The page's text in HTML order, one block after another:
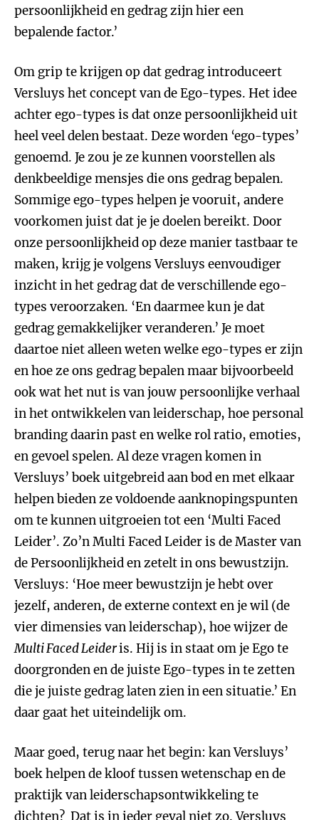
persoonlijkheid en gedrag zijn hier een
bepalende factor.’
Om grip te krijgen op dat gedrag introduceert
Versluys het concept van de Ego-types. Het idee
achter ego-types is dat onze persoonlijkheid uit
heel veel delen bestaat. Deze worden ‘ego-types’
genoemd. Je zou je ze kunnen voorstellen als
denkbeeldige mensjes die ons gedrag bepalen.
Sommige ego-types helpen je vooruit, andere
voorkomen juist dat je je doelen bereikt. Door
onze persoonlijkheid op deze manier tastbaar te
maken, krijg je volgens Versluys eenvoudiger
inzicht in het gedrag dat de verschillende ego-
types veroorzaken. ‘En daarmee kun je dat
gedrag gemakkelijker veranderen.’ Je moet
daartoe niet alleen weten welke ego-types er zijn
en hoe ze ons gedrag bepalen maar bijvoorbeeld
ook wat het nut is van jouw persoonlijke verhaal
in het ontwikkelen van leiderschap, hoe personal
branding daarin past en welke rol ratio, emoties,
en gevoel spelen. Al deze vragen komen in
Versluys’ boek uitgebreid aan bod en met elkaar
helpen bieden ze voldoende aanknopingspunten
om te kunnen uitgroeien tot een ‘Multi Faced
Leider’. Zo’n Multi Faced Leider is de Master van
de Persoonlijkheid en zetelt in ons bewustzijn.
Versluys: ‘Hoe meer bewustzijn je hebt over
jezelf, anderen, de externe context en je wil (de
vier dimensies van leiderschap), hoe wijzer de
Multi Faced Leideris. Hij is in staat om je Ego te
doorgronden en de juiste Ego-types in te zetten
die je juiste gedrag laten zien in een situatie.’ En
daar gaat het uiteindelijk om.
Maar goed, terug naar het begin: kan Versluys’
boek helpen de kloof tussen wetenschap en de
praktijk van leiderschapsontwikkeling te
dichten? Dat is in ieder geval niet zo. Versluys